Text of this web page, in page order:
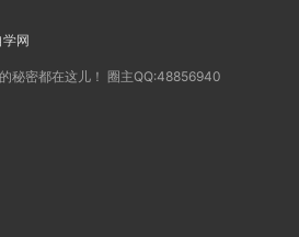
秘密都在这儿！ 圈主QQ:48856940